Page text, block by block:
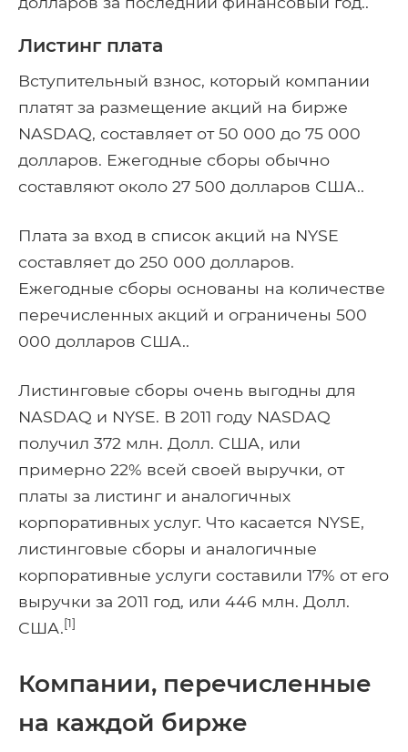
Листинг плата
Вступительный взнос, который компании
платят за размещение акций на бирже
NASDAQ, составляет от 50 000 до 75 000
долларов. Ежегодные сборы обычно
составляют около 27 500 долларов США..
Плата за вход в список акций на NYSE
составляет до 250 000 долларов.
Ежегодные сборы основаны на количестве
перечисленных акций и ограничены 500
000 долларов США..
Листинговые сборы очень выгодны для
NASDAQ и NYSE. В 2011 году NASDAQ
получил 372 млн. Долл. США, или
примерно 22% всей своей выручки, от
платы за листинг и аналогичных
корпоративных услуг. Что касается NYSE,
листинговые сборы и аналогичные
корпоративные услуги составили 17% от его
выручки за 2011 год, или 446 млн. Долл.
США.[1]
Компании, перечисленные
на каждой бирже